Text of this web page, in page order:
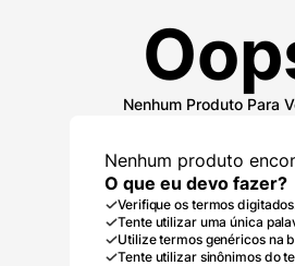
Nenhum produto
O que eu devo fazer?
Verifique os termos
Tente utilizar uma única
Utilize termos genéricos na
Tente utilizar sinônimos do